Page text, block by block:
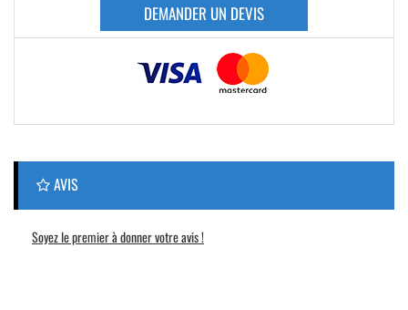
DEMANDER UN DEVIS
AVIS
Soyez le premier à donner votre avis !